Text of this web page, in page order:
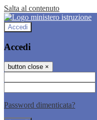
Salta al contenuto
Accedi
Accedi
button close ×
Password dimenticata?